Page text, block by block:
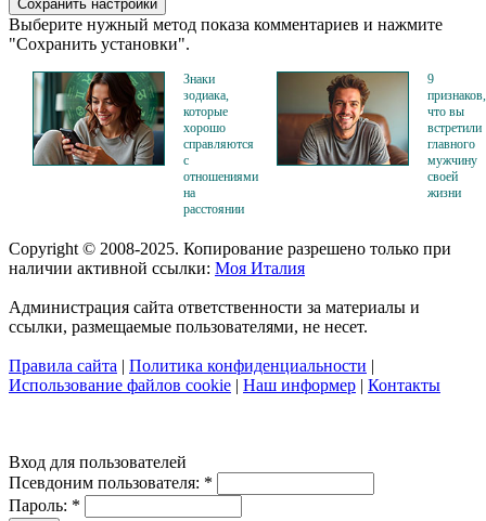
Выберите нужный метод показа комментариев и нажмите
"Сохранить установки".
Знаки
зодиака,
которые
хорошо
справляются
с
отношениями
на
расстоянии
9
признаков,
что вы
встретили
главного
мужчину
своей
жизни
Copyright © 2008-2025. Копирование разрешено только при
наличии активной ссылки: Моя Италия
Администрация сайта ответственности за материалы и
ссылки, размещаемые пользователями, не несет.
Правила сайта | Политика конфиденциальности |
Использование файлов cookie | Наш информер | Контакты
Вход для пользователей
Псевдоним пользователя: *
Пароль: *